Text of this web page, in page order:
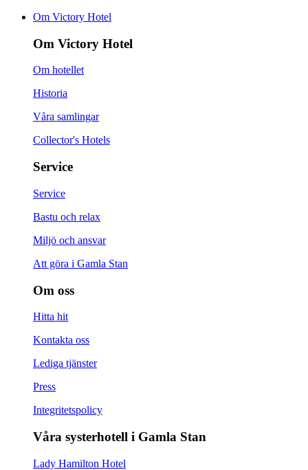
Om Victory Hotel
Om Victory Hotel
Om hotellet
Historia
Våra samlingar
Collector's Hotels
Service
Service
Bastu och relax
Miljö och ansvar
Att göra i Gamla Stan
Om oss
Hitta hit
Kontakta oss
Lediga tjänster
Press
Integritetspolicy
Våra systerhotell i Gamla Stan
Lady Hamilton Hotel